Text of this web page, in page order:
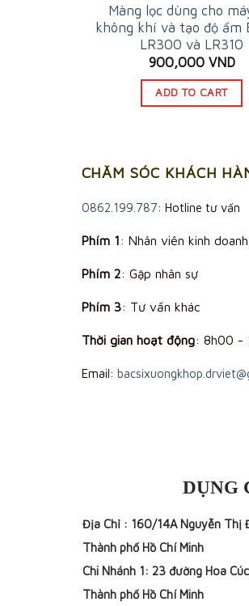
Màng lọc dùng cho
không khí và tạo độ ẩm
LR300 và LR310
900,000 VND
ADD TO CART
CHĂM SÓC KHÁCH
0862.199.787: Hotline tư vấn
Phím 1: Nhân viên kinh doanh
Phím 2: Gặp nhân sự
Phím 3: Tư vấn khác
Thời gian hoạt động: 8h00 -
Email:
DỤNG
Địa Chỉ : 160/14A Nguyễn Thị
Thành phố Hồ Chí Minh
Chi Nhánh 1: 23 đường Hoa
Thành phố Hồ Chí Minh